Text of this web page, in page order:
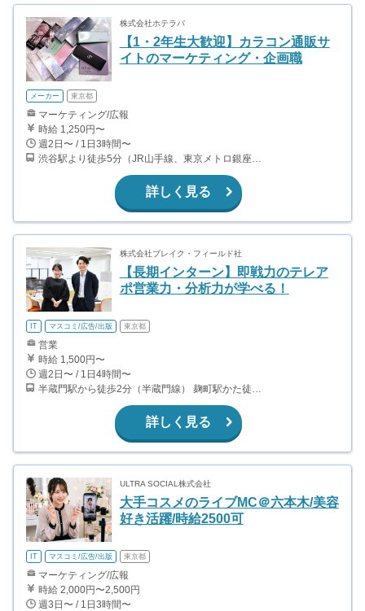
株式会社ホテラバ
【1・2年生大歓迎】カラコン通販サ
イトのマーケティング・企画職
メーカー 東京都
マーケティング/広報
時給 1,250円〜
週2日〜 / 1日3時間〜
渋谷駅より徒歩5分（JR山手線、東京メトロ銀座・半蔵門・副都心線）
詳しく見る
株式会社ブレイク・フィールド社
【長期インターン】即戦力のテレア
ポ営業力・分析力が学べる！
IT マスコミ/広告/出版 東京都
営業
時給 1,500円〜
週2日〜 / 1日4時間〜
半蔵門駅から徒歩2分（半蔵門線） 麹町駅かた徒歩10分（有楽町線）
詳しく見る
ULTRA SOCIAL株式会社
大手コスメのライブMC＠六本木/美容
好き活躍/時給2500可
IT マスコミ/広告/出版 東京都
マーケティング/広報
時給 2,000円〜2,500円
週3日〜 / 1日3時間〜